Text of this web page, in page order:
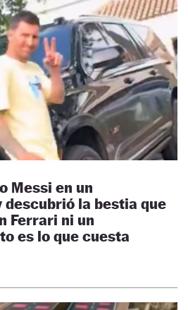
Messi en un
la bestia que
Ferrari ni un
es lo que cuesta